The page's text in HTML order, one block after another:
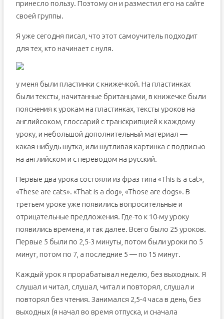
принесло пользу. Поэтому он и разместил его на сайте
своей группы.
Я уже сегодня писал, что этот самоучитель подходит
для тех, кто начинает с нуля.
у меня были пластинки с книжечкой. На пластинках
были тексты, начитанные британцами, в книжечке были
пояснения к урокам на пластинках, тексты уроков на
английсоком, глоссарий с транскрипцией к каждому
уроку, и небольшой дополнительный материал —
какая-нибудь шутка, или шутливая картинка с подписью
на английском и с переводом на русский.
Первые два урока состояли из фраз типа «This is a cat»,
«These are cats». «That is a dog», «Those are dogs». В
третьем уроке уже появились вопросительные и
отрицательные предложения. Где-то к 10-му уроку
появились времена, и так далее. Всего было 25 уроков.
Первые 5 были по 2,5-3 минуты, потом были уроки по 5
минут, потом по 7, а последние 5 — по 15 минут.
Каждый урок я прорабатывал неделю, без выходных. Я
слушал и читал, слушал, читал и повторял, слушал и
повторял без чтения. Занимался 2,5-4 часа в день, без
выходных (я начал во время отпуска, и сначала